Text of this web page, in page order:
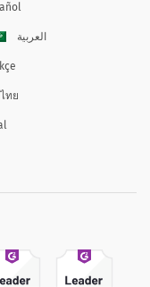
العربية
ไทย